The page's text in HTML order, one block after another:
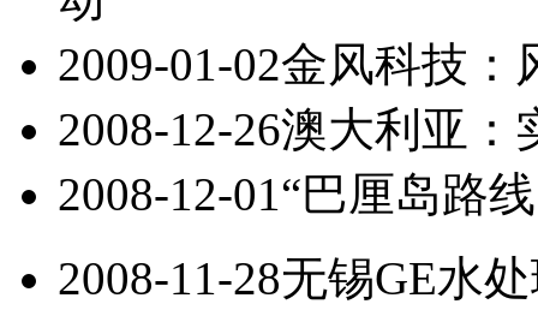
2009-01-02金风科技：
2008-12-26澳大利亚：
2008-12-01“巴厘岛路
2008-11-28无锡GE水